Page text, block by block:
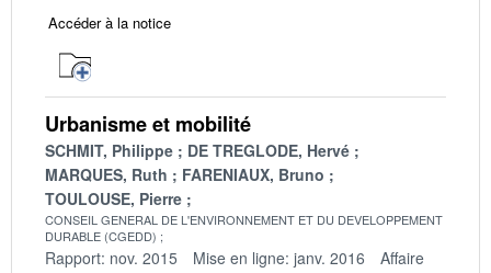
Accéder à la notice
Urbanisme et mobilité
SCHMIT, Philippe
DE TREGLODE, Hervé
MARQUES, Ruth
FARENIAUX, Bruno
TOULOUSE, Pierre
CONSEIL GENERAL DE L'ENVIRONNEMENT ET DU DEVELOPPEMENT
DURABLE (CGEDD)
Rapport: nov. 2015 Mise en ligne: janv. 2016
Affaire